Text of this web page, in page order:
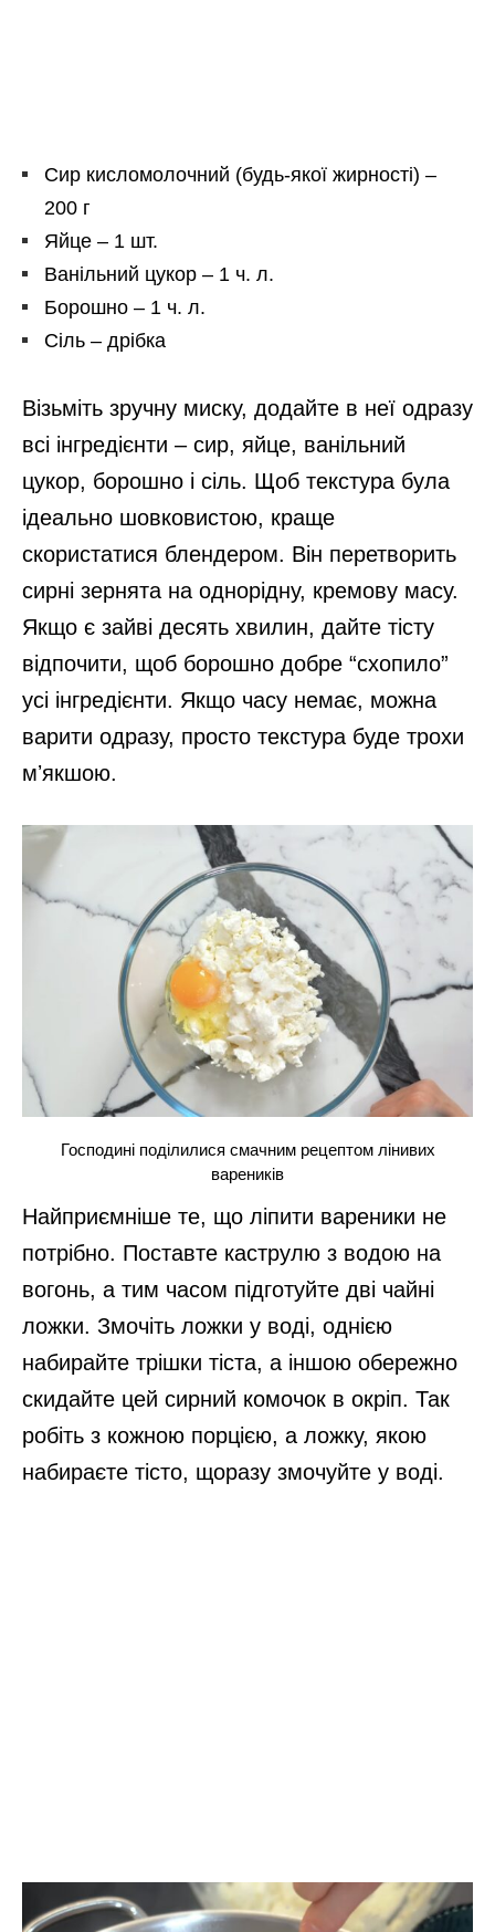
Сир кисломолочний (будь-якої жирності) –
200 г
Яйце – 1 шт.
Ванільний цукор – 1 ч. л.
Борошно – 1 ч. л.
Сіль – дрібка
Візьміть зручну миску, додайте в неї одразу
всі інгредієнти – сир, яйце, ванільний
цукор, борошно і сіль. Щоб текстура була
ідеально шовковистою, краще
скористатися блендером. Він перетворить
сирні зернята на однорідну, кремову масу.
Якщо є зайві десять хвилин, дайте тісту
відпочити, щоб борошно добре “схопило”
усі інгредієнти. Якщо часу немає, можна
варити одразу, просто текстура буде трохи
мʼякшою.
Господині поділилися смачним рецептом лінивих
вареників
Найприємніше те, що ліпити вареники не
потрібно. Поставте каструлю з водою на
вогонь, а тим часом підготуйте дві чайні
ложки. Змочіть ложки у воді, однією
набирайте трішки тіста, а іншою обережно
скидайте цей сирний комочок в окріп. Так
робіть з кожною порцією, а ложку, якою
набираєте тісто, щоразу змочуйте у воді.